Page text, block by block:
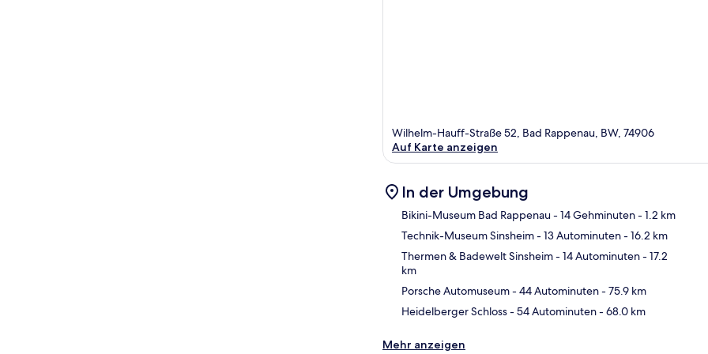
Wilhelm-Hauff-Straße 52, Bad Rappenau, BW, 74906
Auf Karte anzeigen
In der Umgebung
Bikini-Museum Bad Rappenau- 14 Gehminuten- 1.2 km
Technik-Museum Sinsheim- 13 Autominuten- 16.2 km
Thermen & Badewelt Sinsheim- 14 Autominuten- 17.2
km
Porsche Automuseum- 44 Autominuten- 75.9 km
Heidelberger Schloss- 54 Autominuten- 68.0 km
Mehr anzeigen